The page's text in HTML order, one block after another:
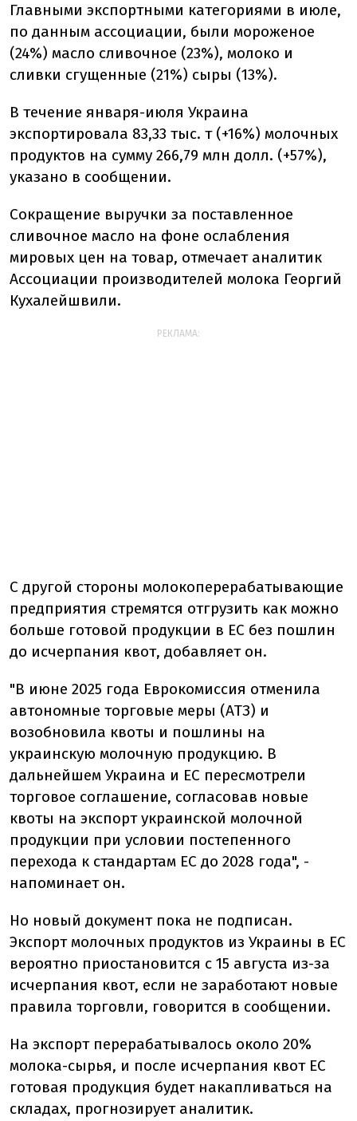
Главными экспортными категориями в июле,
по данным ассоциации, были мороженое
(24%) масло сливочное (23%), молоко и
сливки сгущенные (21%) сыры (13%).
В течение января-июля Украина
экспортировала 83,33 тыс. т (+16%) молочных
продуктов на сумму 266,79 млн долл. (+57%),
указано в сообщении.
Сокращение выручки за поставленное
сливочное масло на фоне ослабления
мировых цен на товар, отмечает аналитик
Ассоциации производителей молока Георгий
Кухалейшвили.
РЕКЛАМА:
С другой стороны молокоперерабатывающие
предприятия стремятся отгрузить как можно
больше готовой продукции в ЕС без пошлин
до исчерпания квот, добавляет он.
"В июне 2025 года Еврокомиссия отменила
автономные торговые меры (АТЗ) и
возобновила квоты и пошлины на
украинскую молочную продукцию. В
дальнейшем Украина и ЕС пересмотрели
торговое соглашение, согласовав новые
квоты на экспорт украинской молочной
продукции при условии постепенного
перехода к стандартам ЕС до 2028 года", -
напоминает он.
Но новый документ пока не подписан.
Экспорт молочных продуктов из Украины в ЕС
вероятно приостановится с 15 августа из-за
исчерпания квот, если не заработают новые
правила торговли, говорится в сообщении.
На экспорт перерабатывалось около 20%
молока-сырья, и после исчерпания квот ЕС
готовая продукция будет накапливаться на
складах, прогнозирует аналитик.